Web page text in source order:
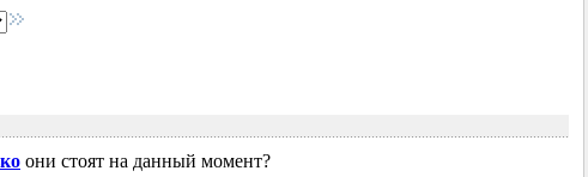
они стоят на данный момент?